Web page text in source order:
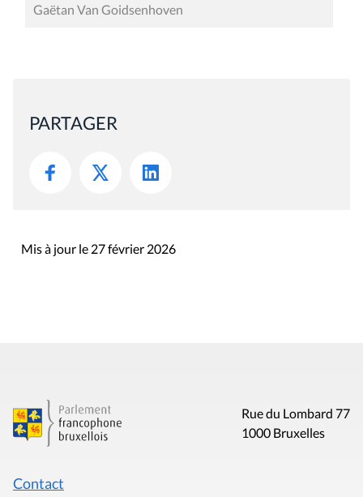
Gaëtan Van Goidsenhoven
PARTAGER
Mis à jour le 27 février 2026
Rue du Lombard 77
1000 Bruxelles
Contact